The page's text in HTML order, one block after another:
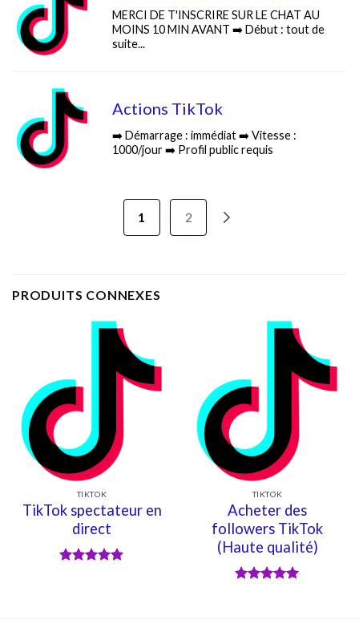
MERCI DE T'INSCRIRE SUR LE CHAT AU
MOINS 10 MIN AVANT ➡️ Début : tout de
suite...
Actions TikTok
➡️ Démarrage : immédiat ➡️ Vitesse :
1000/jour ➡️ Profil public requis
1 2
PRODUITS CONNEXES
TIKTOK
TikTok spectateur en
direct
TIKTOK
Acheter des
followers TikTok
(Haute qualité)